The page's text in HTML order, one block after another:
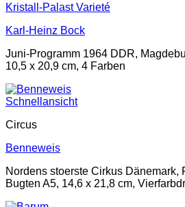
Kristall-Palast Varieté
Karl-Heinz Bock
Juni-Programm 1964 DDR,
10,5 x 20,9 cm, 4 Farben
Schnellansicht
Circus
Benneweis
Nordens stoerste Cirkus Dänemark,
Bugten A5, 14,6 x 21,8 cm,